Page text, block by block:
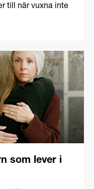
till när vuxna inte
som lever i